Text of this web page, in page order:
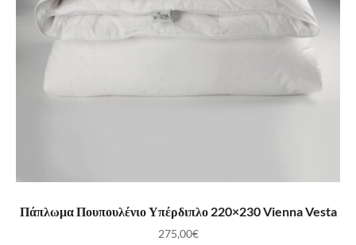
ΠΡΟΣΘΉΚΗ ΣΤΟ ΚΑΛΆΘΙ
Πάπλωμα Πουπουλένιο Υπέρδιπλο 220×230 Vienna Vesta
275,00€